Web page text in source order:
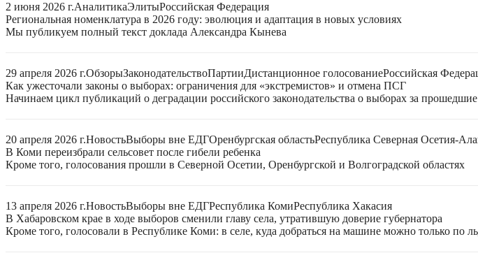
2 июня 2026 г.АналитикаЭлитыРоссийская Федерация
Региональная номенклатура в 2026 году: эволюция и адаптация в новых условиях
Мы публикуем полный текст доклада Александра Кынева
29 апреля 2026 г.ОбзорыЗаконодательствоПартииДистанционное голосованиеРоссийская
Как ужесточали законы о выборах: ограничения для «экстремистов» и отмена ПСГ
Начинаем цикл публикаций о деградации российского законодательства о выборах за прошедшие
20 апреля 2026 г.НовостьВыборы вне ЕДГОренбургская областьРеспублика Северная Осетия-
В Коми переизбрали сельсовет после гибели ребенка
Кроме того, голосования прошли в Северной Осетии, Оренбургской и Волгоградской областях
13 апреля 2026 г.НовостьВыборы вне ЕДГРеспублика КомиРеспублика Хакасия
В Хабаровском крае в ходе выборов сменили главу села, утратившую доверие губернатора
Кроме того, голосовали в Республике Коми: в селе, куда добраться на машине можно только по